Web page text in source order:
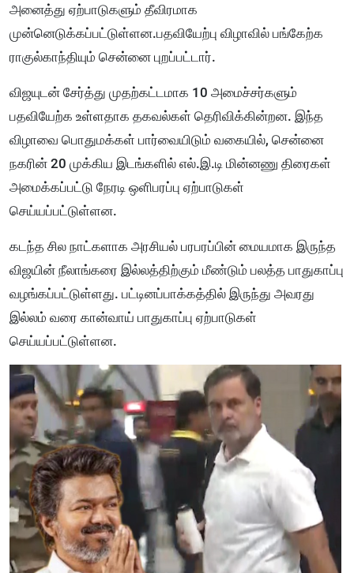
அனைத்து ஏற்பாடுகளும் தீவிரமாக
முன்னெடுக்கப்பட்டுள்ளன.பதவியேற்பு விழாவில் பங்கேற்க
ராகுல்காந்தியும் சென்னை புறப்பட்டார்.
விஜயுடன் சேர்த்து முதற்கட்டமாக 10 அமைச்சர்களும்
பதவியேற்க உள்ளதாக தகவல்கள் தெரிவிக்கின்றன. இந்த
விழாவை பொதுமக்கள் பார்வையிடும் வகையில், சென்னை
நகரின் 20 முக்கிய இடங்களில் எல்.இ.டி மின்னணு திரைகள்
அமைக்கப்பட்டு நேரடி ஒளிபரப்பு ஏற்பாடுகள்
செய்யப்பட்டுள்ளன.
கடந்த சில நாட்களாக அரசியல் பரபரப்பின் மையமாக இருந்த
விஜயின் நீலாங்கரை இல்லத்திற்கும் மீண்டும் பலத்த பாதுகாப்பு
வழங்கப்பட்டுள்ளது. பட்டினப்பாக்கத்தில் இருந்து அவரது
இல்லம் வரை கான்வாய் பாதுகாப்பு ஏற்பாடுகள்
செய்யப்பட்டுள்ளன.